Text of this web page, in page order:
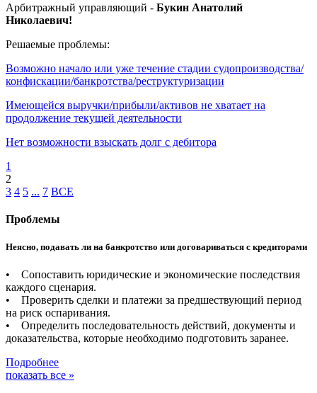
Арбитражный управляющий - Букин Анатолий
Николаевич!
Решаемые проблемы:
Возможно начало или уже течение стадии судопроизводства/
конфискации/банкротства/реструктуризации
Имеющейся выручки/прибыли/активов не хватает на
продолжение текущей деятельности
Нет возможности взыскать долг с дебитора
1
2
3 4 5 ... 7 ВСЕ
Проблемы
Неясно, подавать ли на банкротство или договариваться с кредиторами
• Сопоставить юридические и экономические последствия
каждого сценария.
• Проверить сделки и платежи за предшествующий период
на риск оспаривания.
• Определить последовательность действий, документы и
доказательства, которые необходимо подготовить заранее.
Подробнее
показать все »